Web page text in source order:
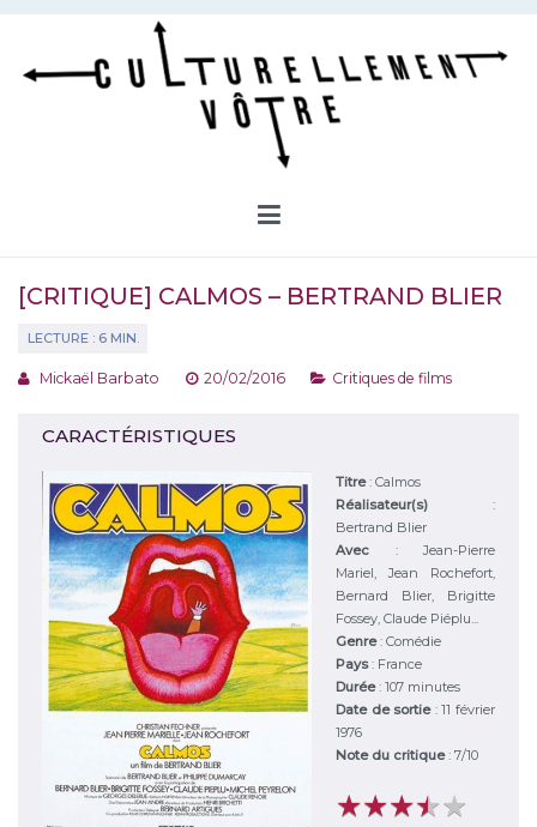
Aller
contenu
[CRITIQUE] CALMOS – BERTRAND BLIER
Mickaël Barbato 20/02/2016 Critiques de films
CARACTÉRISTIQUES
Titre:Calmos
Réalisateur(s) :
Bertrand Blier
Avec :Jean-Pierre
Mariel, Jean Rochefort,
Bernard Blier, Brigitte
Fossey, Claude Piéplu...
Genre:Comédie
Pays: France
Durée:107 minutes
Date de sortie : 11 février
1976
Note du critique:7/10
★★★★★
★★★★★